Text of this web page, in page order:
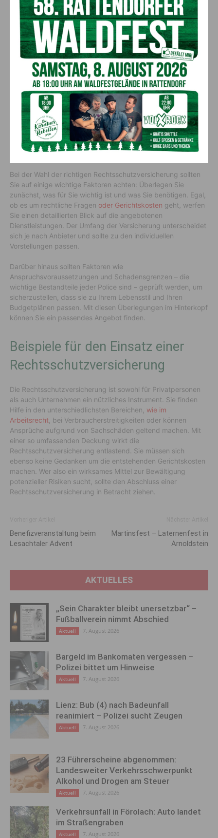
Der eigene Standpunkt wird aktiv vor Gericht vertreten.
Zudem haben Sie ständigen Zugriff auf einen Anwalt, sofern
die Versicherung den Fall als aussichtsreich bewertet. Das ist
ein wichtiger Faktor für viele Unternehmen, deren Zeitdruck
oft dazu führt, dass Gerichtsverfahren als unpraktisch
erachtet werden. Diese Art von Versicherung bietet allen
Beteiligten Stabilität und Sicherheit bei möglichen zukünftigen
Rechtsstreitigkeiten.
Wie Sie die richtige
Rechtsschutzversicherung für
sich auswählen
Bei der Wahl der richtigen Rechtsschutzversicherung sollten
Sie auf einige wichtige Faktoren achten: Überlegen Sie
zunächst, was für Sie wichtig ist und was Sie benötigen. Egal,
ob es um rechtliche Fragen oder Gerichtskosten geht, werfen
Sie einen detaillierten Blick auf die angebotenen
Dienstleistungen. Der Umfang der Versicherung unterscheidet
sich je nach Anbieter und sollte zu den individuellen
Vorstellungen passen.
Darüber hinaus sollten Faktoren wie
Anspruchsvoraussetzungen und Schadensgrenzen – die
wichtige Bestandteile jeder Police sind – geprüft werden, um
sicherzustellen, dass sie zu Ihrem Lebensstil und Ihren
Budgetplänen passen. Mit diesen Überlegungen im Hinterkopf
können Sie ein passendes Angebot finden.
Beispiele für den Einsatz einer
Rechtsschutzversicherung
Die Rechtsschutzversicherung ist sowohl für Privatpersonen
als auch Unternehmen ein nützliches Instrument. Sie finden
Hilfe in den unterschiedlichsten Bereichen, wie im
Arbeitsrecht , bei Verbraucherstreitigkeiten oder können
Ansprüche aufgrund von Sachschäden geltend machen. Mit
einer so umfassenden Deckung wirkt die
Rechtsschutzversicherung entlastend. Sie müssen sich
ebenso keine Gedanken um die entstehenden Gerichtskosten
machen. Wer also ein wirksames Mittel zur Bewältigung
potenzieller Risiken sucht, sollte den Abschluss einer
Rechtsschutzversicherung in Betracht ziehen.
Benefizveranstaltung beim
Lesachtaler Advent
Martinsfest – Laternenfest in
Arnoldstein
AKTUELLES
„Sein Charakter bleibt unersetzbar“ –
Fußballverein nimmt Abschied
Aktuell 7. August 2026
Bargeld im Bankomaten vergessen –
Polizei bittet um Hinweise
Aktuell 7. August 2026
Lienz: Bub (4) nach Badeunfall
reanimiert – Polizei sucht Zeugen
Aktuell 7. August 2026
23 Führerscheine abgenommen:
Landesweiter Verkehrsschwerpunkt
Alkohol und Drogen am Steuer
Aktuell 7. August 2026
Verkehrsunfall in Förolach: Auto landet
im Straßengraben
Aktuell 7. August 2026